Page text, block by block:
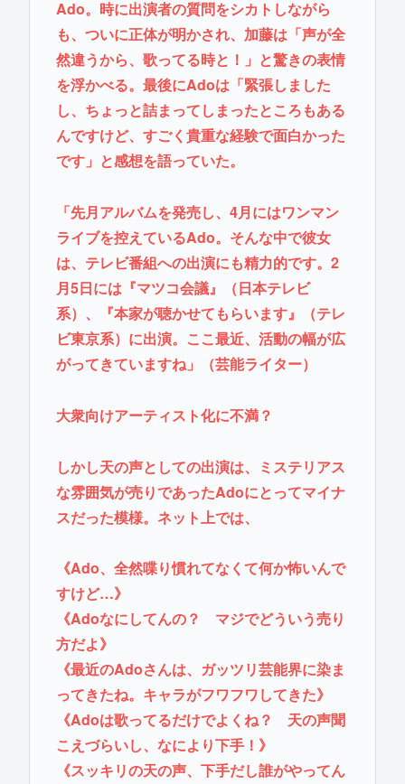
Ado。時に出演者の質問をシカトしながら
も、ついに正体が明かされ、加藤は「声が全
然違うから、歌ってる時と！」と驚きの表情
を浮かべる。最後にAdoは「緊張しました
し、ちょっと詰まってしまったところもある
んですけど、すごく貴重な経験で面白かった
です」と感想を語っていた。
「先月アルバムを発売し、4月にはワンマン
ライブを控えているAdo。そんな中で彼女
は、テレビ番組への出演にも精力的です。2
月5日には『マツコ会議』（日本テレビ
系）、『本家が聴かせてもらいます』（テレ
ビ東京系）に出演。ここ最近、活動の幅が広
がってきていますね」（芸能ライター）
大衆向けアーティスト化に不満？
しかし天の声としての出演は、ミステリアス
な雰囲気が売りであったAdoにとってマイナ
スだった模様。ネット上では、
《Ado、全然喋り慣れてなくて何か怖いんで
すけど…》
《Adoなにしてんの？ マジでどういう売り
方だよ》
《最近のAdoさんは、ガッツリ芸能界に染ま
ってきたね。キャラがフワフワしてきた》
《Adoは歌ってるだけでよくね？ 天の声聞
こえづらいし、なにより下手！》
《スッキリの天の声、下手だし誰がやってん